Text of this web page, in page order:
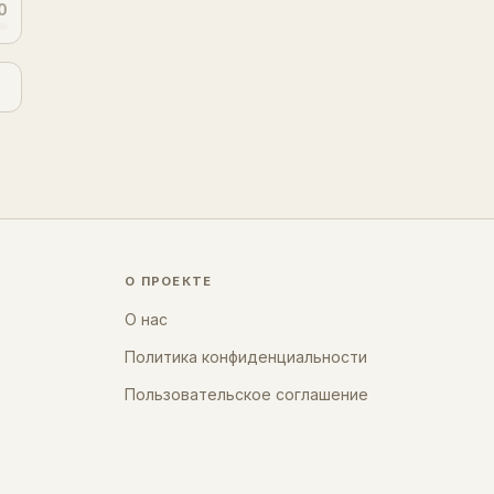
О ПРОЕКТЕ
О нас
Политика конфиденциальности
Пользовательское соглашение